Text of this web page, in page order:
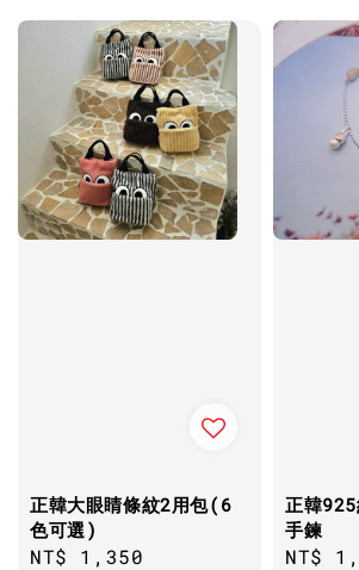
正韓大眼睛條紋2用包(6
色可選)
Regular
NT$ 1,350
正韓925
手鍊
NT$